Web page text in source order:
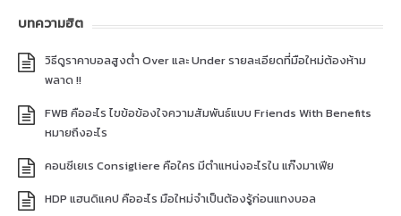
บทความฮิต
วิธีดูราคาบอลสูงต่ำ Over และ Under รายละเอียดที่มือใหม่ต้องห้าม
พลาด !!
FWB คืออะไร ไขข้อข้องใจความสัมพันธ์แบบ Friends With Benefits
หมายถึงอะไร
คอนซีเยเร Consigliere คือใคร มีตำแหน่งอะไรใน แก๊งมาเฟีย
HDP แฮนดิแคป คืออะไร มือใหม่จำเป็นต้องรู้ก่อนแทงบอล